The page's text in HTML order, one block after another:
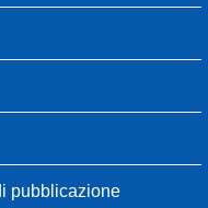
pubblicazione